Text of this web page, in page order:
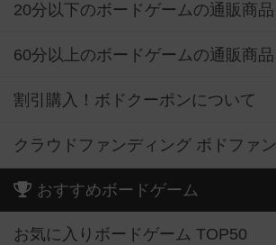
20分以下のボードゲームの通販商品
60分以上のボードゲームの通販商品
割引購入！ボドクーポンについて
クラウドファンディング ボドファン
おすすめボードゲーム
お気に入りボードゲーム TOP50